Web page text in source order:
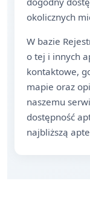
okolicznych
W bazie
o tej i innych
kontaktowe,
mapie oraz
naszemu
dostępność
najbliższą